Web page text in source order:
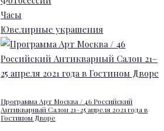
Часы
Ювелирные украшения
Программа Арт Москва / 46 Российский
Антикварный Салон 21–25 апреля 2021 года в
Гостином Дворе